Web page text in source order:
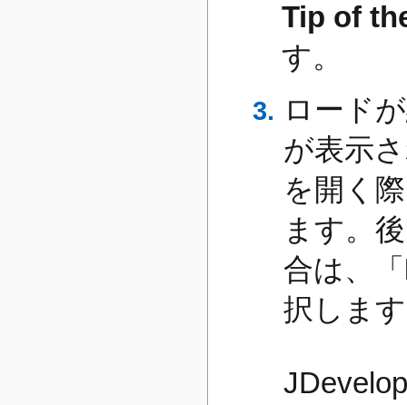
Tip of
す。
ロード
が表示
を開く
ます。
合は、「
択しま